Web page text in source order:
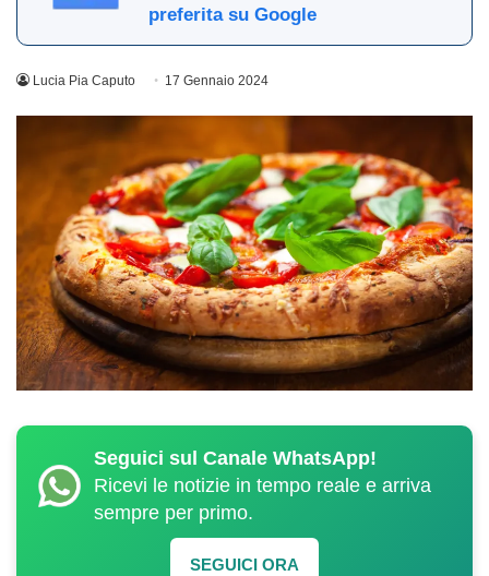
preferita su Google
Lucia Pia Caputo 17 Gennaio 2024
Seguici sul Canale WhatsApp!
Ricevi le notizie in tempo reale e arriva
sempre per primo.
SEGUICI ORA